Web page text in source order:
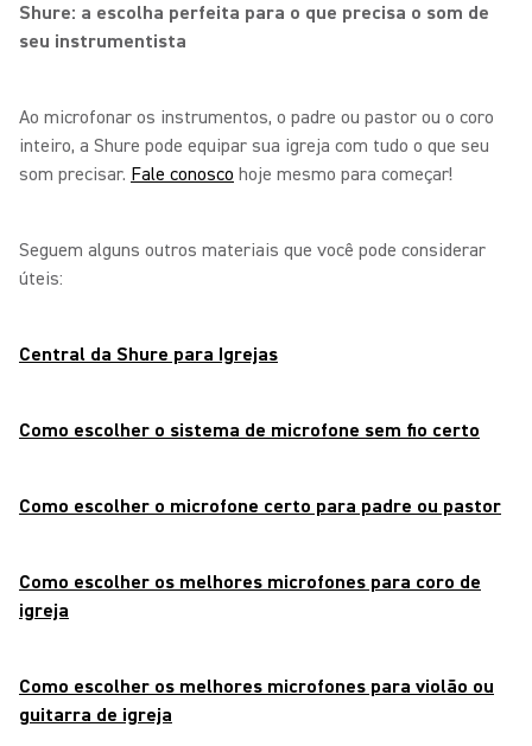
Shure: a escolha perfeita para o que precisa o som de
seu instrumentista
Ao microfonar os instrumentos, o padre ou pastor ou o coro
inteiro, a Shure pode equipar sua igreja com tudo o que seu
som precisar. Fale conosco hoje mesmo para começar!
Seguem alguns outros materiais que você pode considerar
úteis:
Central da Shure para Igrejas
Como escolher o sistema de microfone sem fio certo
Como escolher o microfone certo para padre ou pastor
Como escolher os melhores microfones para coro de
igreja
Como escolher os melhores microfones para violão ou
guitarra de igreja